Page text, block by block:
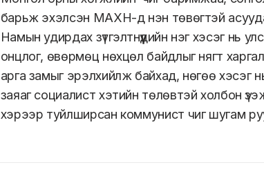
барьж эхэлсэн МАХН-д нэн төвөгтэй
Намын удирдах зүтгэлтнүүдийн нэг хэсэг нь
онцлог, өвөрмөц нөхцөл байдлыг нягт
арга замыг эрэлхийлж байхад, нөгөө хэсэг
заяаг социалист хэтийн төлөвтэй холбон
хэрээр туйлширсан коммунист чиг шугам